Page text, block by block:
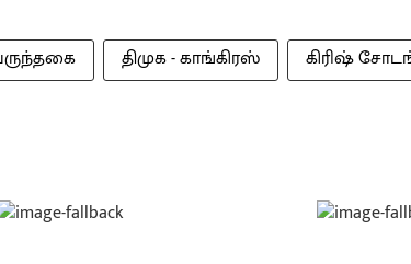
திமுக - காங்கிரஸ் கிரிஷ்